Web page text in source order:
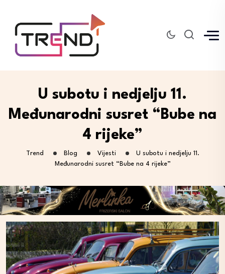
U subotu i nedjelju 11.
Međunarodni susret “Bube na
4 rijeke”
Trend Blog Vijesti
U subotu i nedjelju 11.
Međunarodni susret “Bube na 4 rijeke”